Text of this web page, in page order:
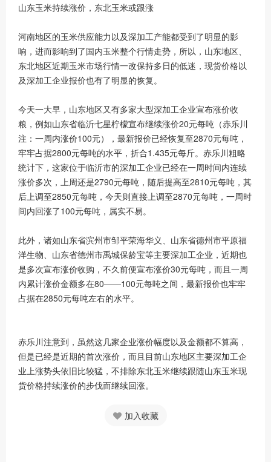
山东玉米持续涨价，东北玉米或跟涨
河南地区的玉米供应能力以及深加工产能都受到了明显的影
响，进而影响到了国内玉米整个行情走势，所以，山东地区、
东北地区近期玉米市场行情一改保持多日的低迷，现货价格以
及深加工企业报价也有了明显的恢复。
今天一大早，山东地区又有多家大型深加工企业宣布涨价收
粮，例如山东省临沂七星柠檬宣布继续涨价20元每吨（赤乐川
注：一周内涨价100元），最新报价已经恢复至2870元每吨，
牢牢占据2800元每吨的水平，折合1.435元每斤。赤乐川粗略
统计下，这家位于临沂市的深加工企业已经在一周时间内连续
涨价多次，上周还是2790元每吨，随后提高至2810元每吨，其
后上调至2850元每吨，今天则直接上调至2870元每吨，一周时
间内回涨了100元每吨，属实不易。
此外，诸如山东省滨州市邹平荣海华义、山东省德州市平原福
洋生物、山东省德州市禹城保龄宝等主要深加工企业，近期也
是多次宣布涨价收购，不久前便宣布涨价30元每吨，而且一周
内累计涨价金额多在80——100元每吨之间，最新报价也牢牢
占据在2850元每吨左右的水平。
赤乐川注意到，虽然这几家企业涨价幅度以及金额都不算高，
但是已经是近期的首次涨价，而且目前山东地区主要深加工企
业上涨势头依旧比较猛，不排除东北玉米继续跟随山东玉米现
货价格持续涨价的步伐而继续回涨。
加入收藏